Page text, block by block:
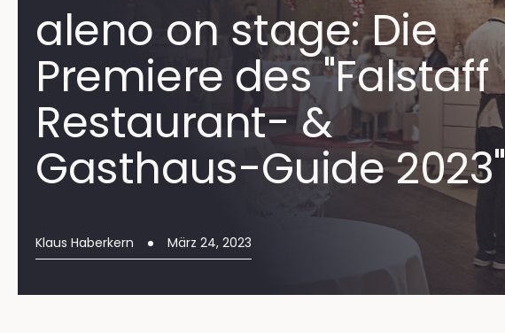
aleno on stage: Die
Premiere des "Falstaff
Restaurant- &
Gasthaus-Guide 2023"
Klaus Haberkern März 24, 2023